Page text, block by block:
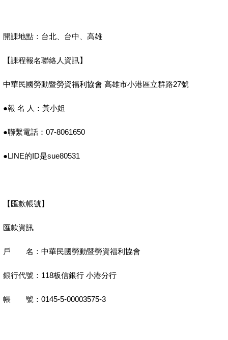
開課地點：台北、台中、高雄
【課程報名聯絡人資訊】
中華民國勞動暨勞資福利協會 高雄市小港區立群路27號
●報 名 人：黃小姐
●聯繫電話： 07-8061650
●LINE的ID是sue80531
【匯款帳號】
匯款資訊
戶 名：中華民國勞動暨勞資福利協會
銀行代號： 118板信銀行 小港分行
帳 號： 0145-5-00003575-3